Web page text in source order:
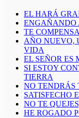
EL HARÁ
ENGAÑANDO
TE
AÑO NUEVO,
VIDA
EL SEÑOR ES
SI ESTOY
TIERRA
NO TENDRÁS
SATISFECHO
NO TE
HE ROGADO